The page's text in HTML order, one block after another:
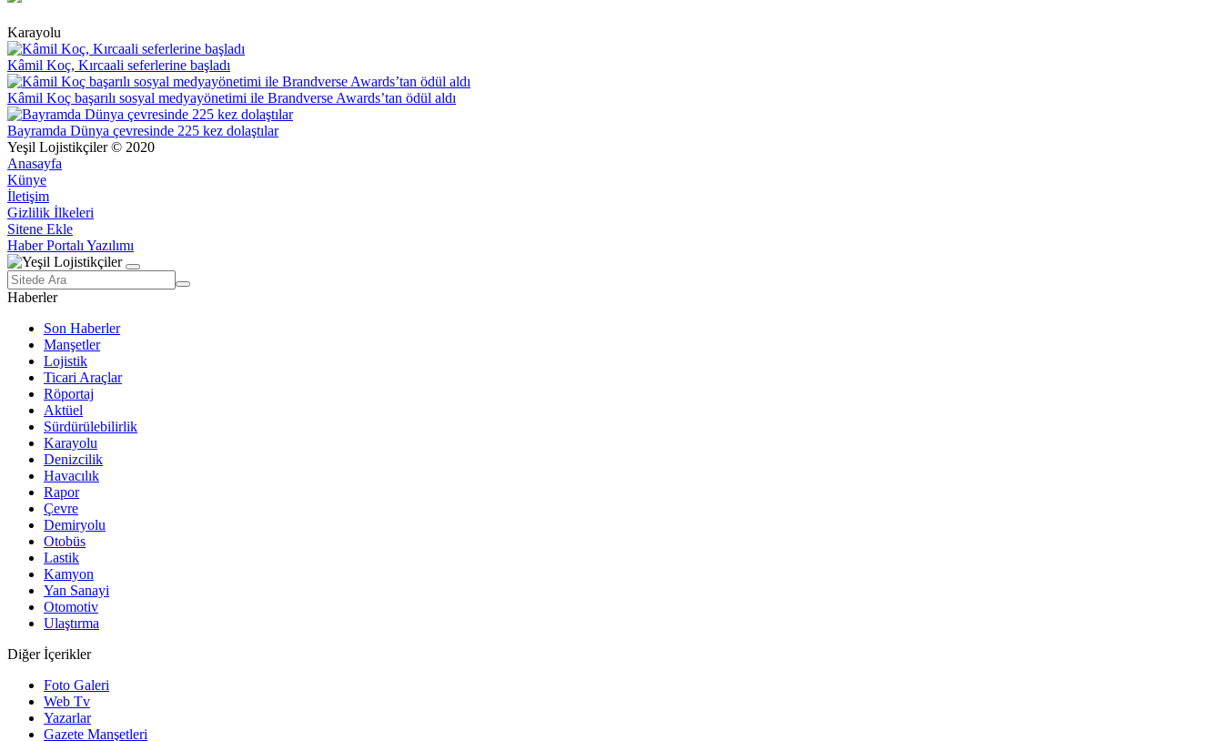
Karayolu
Kâmil Koç, Kırcaali seferlerine başladı
Kâmil Koç başarılı sosyal medyayönetimi ile Brandverse Awards’tan ödül aldı
Bayramda Dünya çevresinde 225 kez dolaştılar
Yeşil Lojistikçiler © 2020
Anasayfa
Künye
İletişim
Gizlilik İlkeleri
Sitene Ekle
Haber Portalı Yazılımı
Haberler
Son Haberler
Manşetler
Lojistik
Ticari Araçlar
Röportaj
Aktüel
Sürdürülebilirlik
Karayolu
Denizcilik
Havacılık
Rapor
Çevre
Demiryolu
Otobüs
Lastik
Kamyon
Yan Sanayi
Otomotiv
Ulaştırma
Diğer İçerikler
Foto Galeri
Web Tv
Yazarlar
Gazete Manşetleri